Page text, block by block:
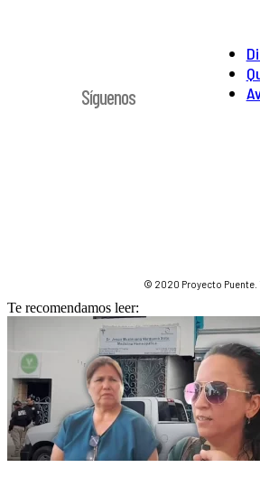
Síguenos
© 2020 Proyecto Puente.
Te recomendamos leer: